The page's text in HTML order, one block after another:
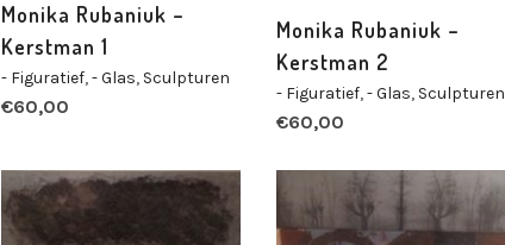
Monika Rubaniuk –
Kerstman 1
- Figuratief,- Glas, Sculpturen
€60,00
Monika Rubaniuk –
Kerstman 2
- Figuratief,- Glas, Sculpturen
€60,00